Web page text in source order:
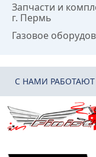
Запчасти и
г. Пермь
Газовое
C НАМИ РАБОТАЮТ